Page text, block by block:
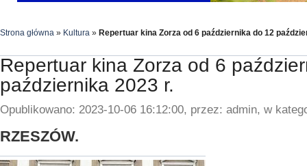
Strona główna » Kultura » Repertuar kina Zorza od 6 października do 12
Repertuar kina Zorza od 6
października 2023 r.
Opublikowano: 2023-10-06 16:12:00, przez: admin, w
RZESZÓW.